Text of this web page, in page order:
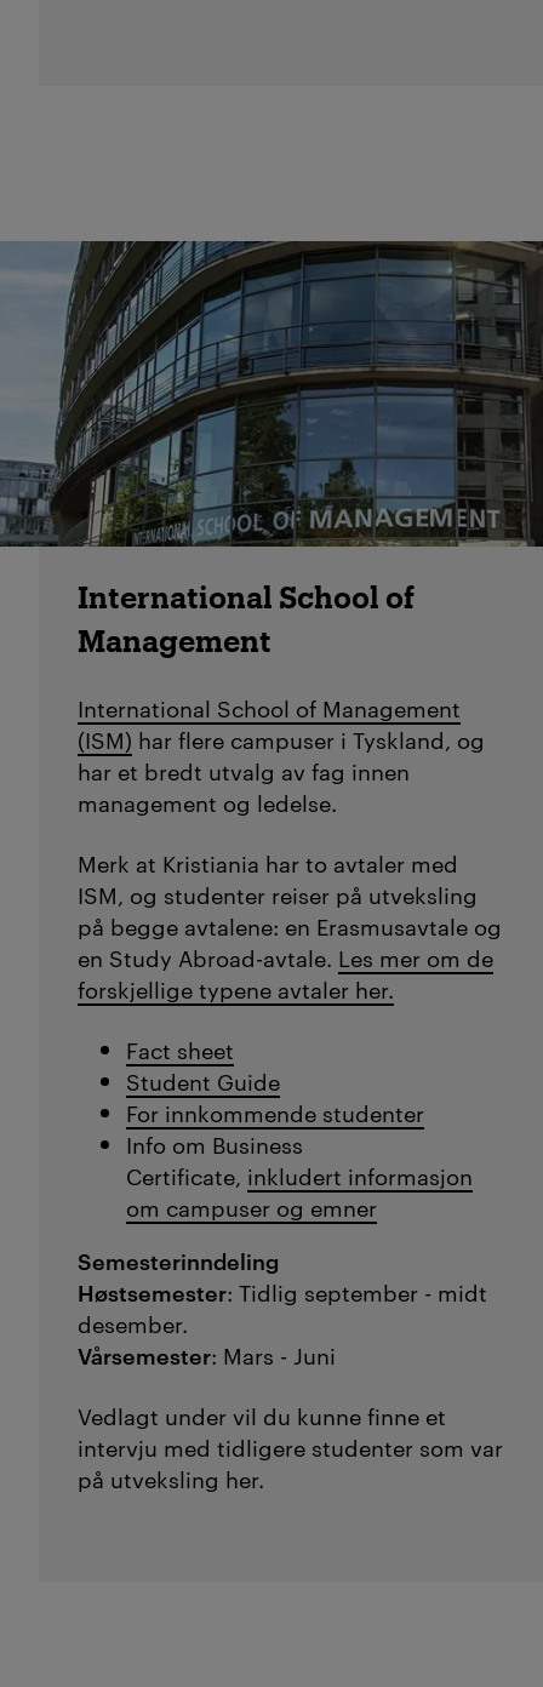
International School of
Management
International School of Management
(ISM) har flere campuser i Tyskland, og
har et bredt utvalg av fag innen
management og ledelse.
Merk at Kristiania har to avtaler med
ISM, og studenter reiser på utveksling
på begge avtalene: en Erasmusavtale og
en Study Abroad-avtale. Les mer om de
forskjellige typene avtaler her.
Fact sheet
Student Guide
For innkommende studenter
Info om Business
Certificate, inkludert informasjon
om campuser og emner
Semesterinndeling
Høstsemester: Tidlig september - midt
desember.
Vårsemester: Mars - Juni
Vedlagt under vil du kunne finne et
intervju med tidligere studenter som var
på utveksling her.